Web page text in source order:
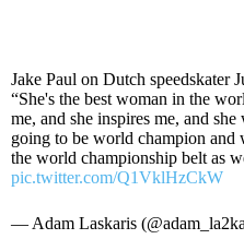
Jake Paul on Dutch speedskater
“She's the best woman in the
me, and she inspires me, and
going to be world champion
the world championship belt as
pic.twitter.com/Q1VklHzCkW
— Adam Laskaris